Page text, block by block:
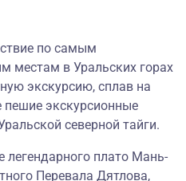
по самым
местам в Уральских горах
экскурсию, сплав на
экскурсионные
северной тайги.
легендарного плато Мань-
Перевала Дятлова,